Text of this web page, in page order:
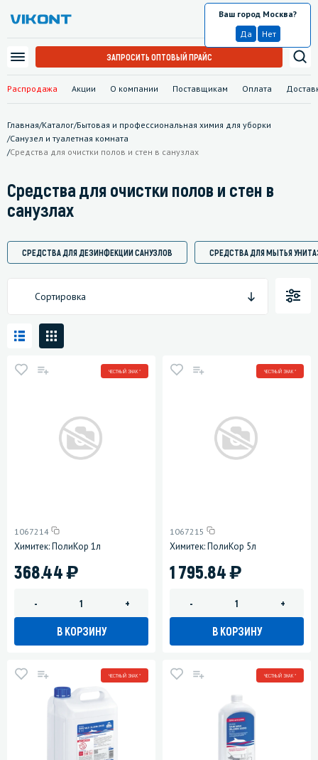
Распродажа Акции О компании Поставщикам Оплата
Москва
Ваш город Москва?
Да
Нет
ЗАПРОСИТЬ ОПТОВЫЙ ПРАЙС
Главная/Каталог/Бытовая и профессиональная химия для уборки
/Санузел и туалетная комната
/Средства для очистки полов и стен в санузлах
Средства для очистки полов и стен в
санузлах
СРЕДСТВА ДЛЯ ДЕЗИНФЕКЦИИ САНУЗЛОВ СРЕДСТВА ДЛЯ МЫТЬЯ
Сортировка
ЧЕСТНЫЙ ЗНАК *
1067214
Химитек: ПолиКор 1л
368.44)
- +
В КОРЗИНУ
ЧЕСТНЫЙ ЗНАК *
1067215
Химитек: ПолиКор 5л
1 795.84)
- +
В КОРЗИНУ
ЧЕСТНЫЙ ЗНАК * ЧЕСТНЫЙ ЗНАК *